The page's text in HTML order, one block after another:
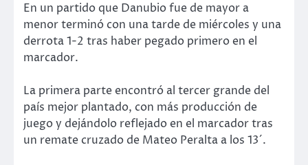
En un partido que Danubio fue de mayor a
menor terminó con una tarde de miércoles y una
derrota 1-2 tras haber pegado primero en el
marcador.
La primera parte encontró al tercer grande del
país mejor plantado, con más producción de
juego y dejándolo reflejado en el marcador tras
un remate cruzado de Mateo Peralta a los 13´.